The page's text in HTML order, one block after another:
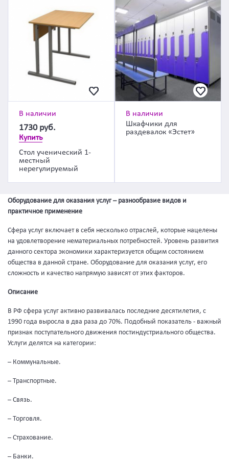
В наличии
1730 руб.
Купить
Стол ученический 1-
местный
нерегулируемый
В наличии
Шкафчики для
раздевалок «Эстет»
Оборудование для оказания услуг – разнообразие видов и
практичное применение
Сфера услуг включает в себя несколько отраслей, которые нацелены
на удовлетворение нематериальных потребностей. Уровень развития
данного сектора экономики характеризуется общим состоянием
общества в данной стране. Оборудование для оказания услуг, его
сложность и качество напрямую зависят от этих факторов.
Описание
В РФ сфера услуг активно развивалась последние десятилетия, с
1990 года выросла в два раза до 70%. Подобный показатель - важный
признак поступательного движения постиндустриального общества.
Услуги делятся на категории:
– Коммунальные.
– Транспортные.
– Связь.
– Торговля.
– Страхование.
– Банки.